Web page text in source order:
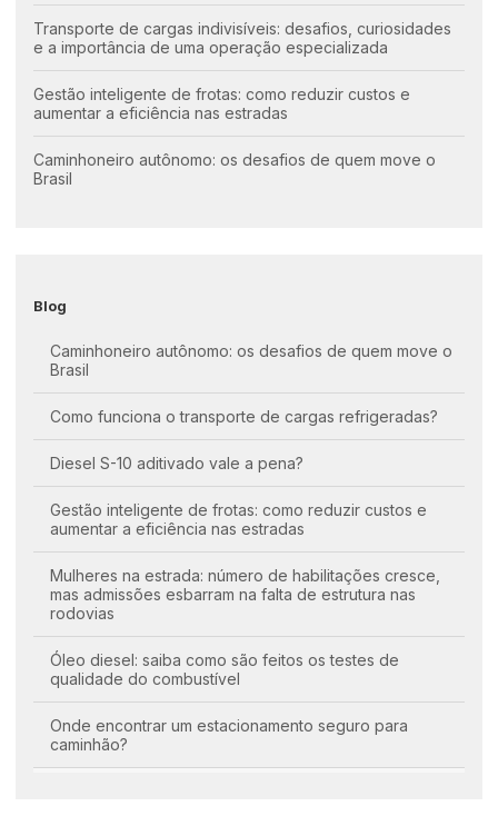
Transporte de cargas indivisíveis: desafios, curiosidades
e a importância de uma operação especializada
Gestão inteligente de frotas: como reduzir custos e
aumentar a eficiência nas estradas
Caminhoneiro autônomo: os desafios de quem move o
Brasil
Blog
Caminhoneiro autônomo: os desafios de quem move o
Brasil
Como funciona o transporte de cargas refrigeradas?
Diesel S-10 aditivado vale a pena?
Gestão inteligente de frotas: como reduzir custos e
aumentar a eficiência nas estradas
Mulheres na estrada: número de habilitações cresce,
mas admissões esbarram na falta de estrutura nas
rodovias
Óleo diesel: saiba como são feitos os testes de
qualidade do combustível
Onde encontrar um estacionamento seguro para
caminhão?